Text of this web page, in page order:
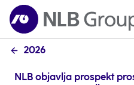
2026
NLB objavlja prospekt